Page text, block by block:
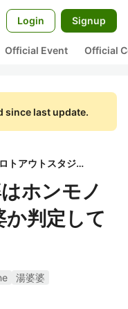
Login Signup
Official Event Official
since last update.
プロトアウトスタジオ
ホンモノ
判定して
湯婆婆